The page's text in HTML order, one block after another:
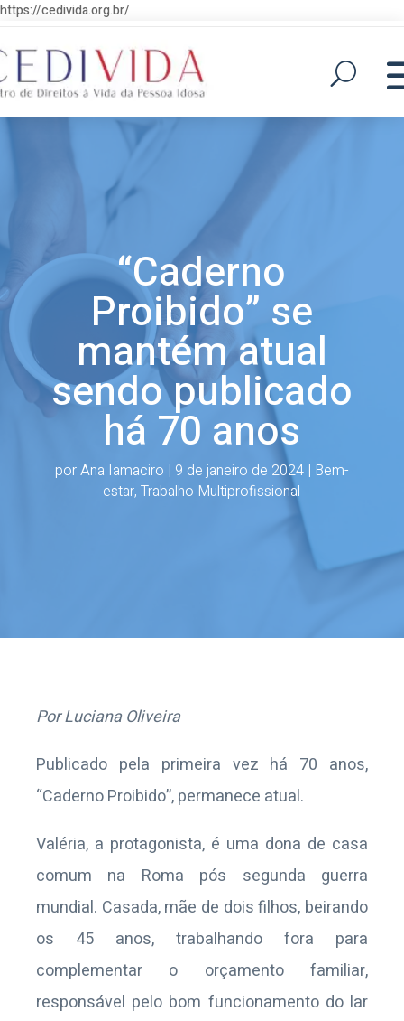
https://cedivida.org.br/
“Caderno
Proibido” se
mantém atual
sendo publicado
há 70 anos
porAna Iamaciro | 9 de janeiro de 2024| Bem-
estar,Trabalho Multiprofissional
Por Luciana Oliveira
Publicado pela primeira vez há 70 anos,
“Caderno Proibido”, permanece atual.
Valéria, a protagonista, é uma dona de casa
comum na Roma pós segunda guerra
mundial. Casada, mãe de dois filhos, beirando
os 45 anos, trabalhando fora para
complementar o orçamento familiar,
responsável pelo bom funcionamento do lar